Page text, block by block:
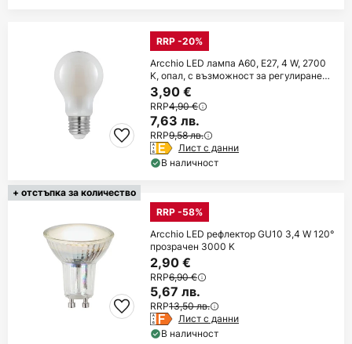
RRP -20%
Arcchio LED лампа A60, E27, 4 W, 2700
K, опал, с възможност за регулиране
на
3,90 €
RRP4,90 €
7,63 лв.
RRP9,58 лв.
Лист с данни
В наличност
+ отстъпка за количество
RRP -58%
Arcchio LED рефлектор GU10 3,4 W 120°
прозрачен 3000 K
2,90 €
RRP6,90 €
5,67 лв.
RRP13,50 лв.
Лист с данни
В наличност